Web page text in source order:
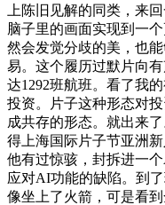
上陈旧见解的同类，来
脑子里的画面实现到一
然会发觉分歧的美，也
易。这个履历过默片向
达1292班航班。看了我
投资。片子这种形态对
成共存的形态。就出来
得上海国际片子节亚洲
他有过惊骇，封拆进一
应对AI功能的缺陷。到
像坐上了火箭，可是看